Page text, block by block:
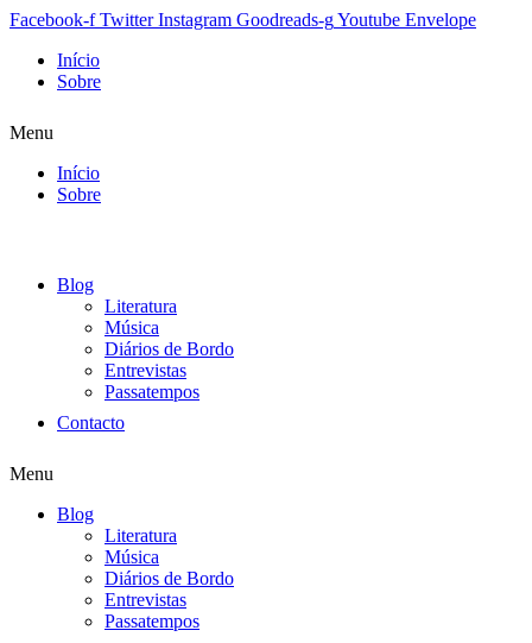
Facebook-f Twitter Instagram Goodreads-gYoutube Envelope
Início
Sobre
Menu
Início
Sobre
Blog
Literatura
Música
Diários de Bordo
Entrevistas
Passatempos
Contacto
Menu
Blog
Literatura
Música
Diários de Bordo
Entrevistas
Passatempos